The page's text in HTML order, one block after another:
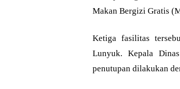
Makan Bergizi Gratis
Ketiga fasilitas
Lunyuk. Kepala
penutupan dilakukan